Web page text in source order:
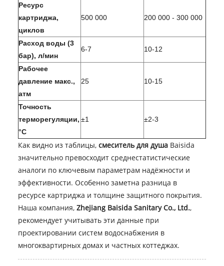
Ресурс
картриджа,
циклов
500 000 200 000 - 300 000
Расход воды (3
бар), л/мин
6-7 10-12
Рабочее
давление макс.,
атм
25 10-15
Точность
терморегуляции,
°C
±1 ±2-3
Как видно из таблицы, смеситель для душаBaisida
значительно превосходит среднестатистические
аналоги по ключевым параметрам надёжности и
эффективности. Особенно заметна разница в
ресурсе картриджа и толщине защитного покрытия.
Наша компания, Zhejiang Baisida Sanitary Co., Ltd.,
рекомендует учитывать эти данные при
проектировании систем водоснабжения в
многоквартирных домах и частных коттеджах.